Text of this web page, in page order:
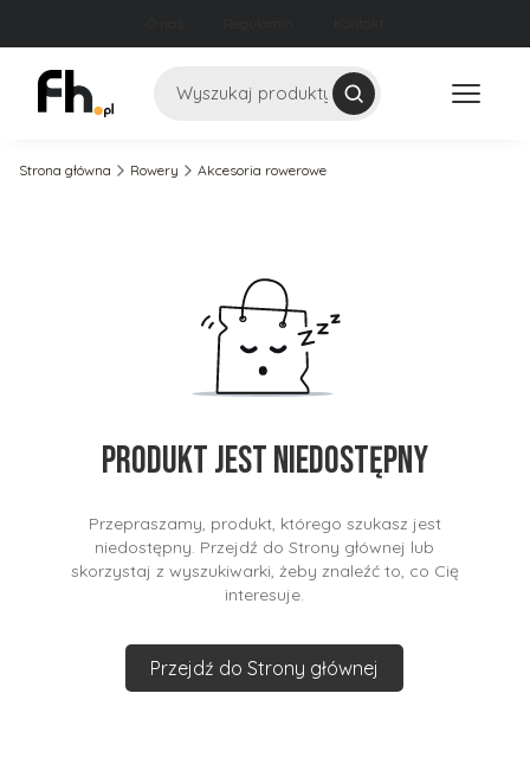
Szukaj
Strona główna Rowery Akcesoria rowerowe
Produkt jest niedostępny
Przepraszamy, produkt, którego szukasz jest
niedostępny. Przejdź do Strony głównej lub
skorzystaj z wyszukiwarki, żeby znaleźć to, co Cię
interesuje.
Przejdź do Strony głównej